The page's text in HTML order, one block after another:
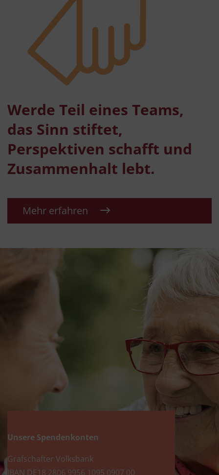
Werde Teil eines Teams,
das Sinn stiftet,
Perspektiven schafft und
Zusammenhalt lebt.
Mehr erfahren
Unsere Spendenkonten
Grafschafter Volksbank
IBAN DE18 2806 9956 1095 0907 00